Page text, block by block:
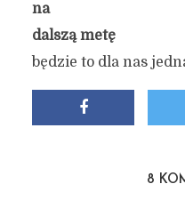
na
dalszą metę
będzie to dla nas
8